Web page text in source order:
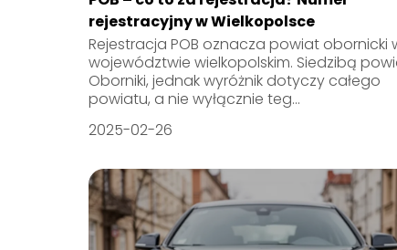
rejestracyjny w Wielkopolsce
Rejestracja POB oznacza powiat obornicki
województwie wielkopolskim. Siedzibą
Oborniki, jednak wyróżnik dotyczy całego
powiatu, a nie wyłącznie teg...
2025-02-26